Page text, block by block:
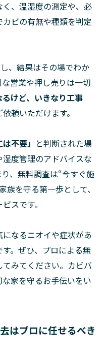
、温湿度の測定や、必
ビの有無や種類を判定
、結果はその場でわか
営業や押し売りは一切
るけど、いきなり工事
頼いただけます。
不要」 と判断された場
度管理のアドバイスな
、無料調査は“今すぐ施
族を守る第一歩として、
スです。
なるニオイや症状があ
。ぜひ、プロによる無
みてください。カビバ
家を守るお手伝いをい
はプロに任せるべき